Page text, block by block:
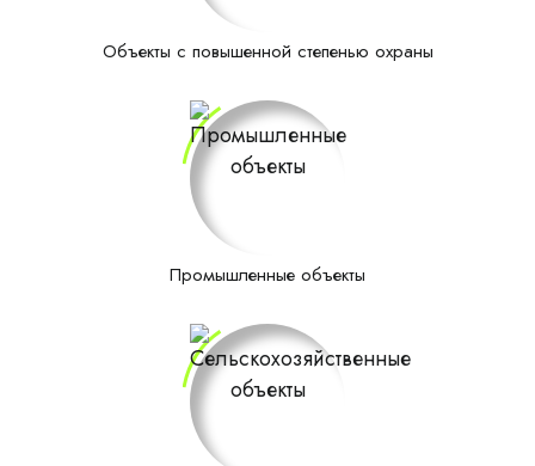
Объекты с повышенной степенью охраны
Промышленные объекты